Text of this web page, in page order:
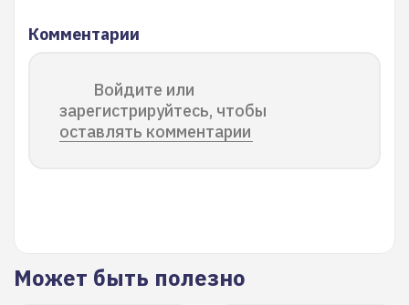
Комментарии
Войдите или
зарегистрируйтесь, чтобы
оставлять комментарии
Может быть полезно